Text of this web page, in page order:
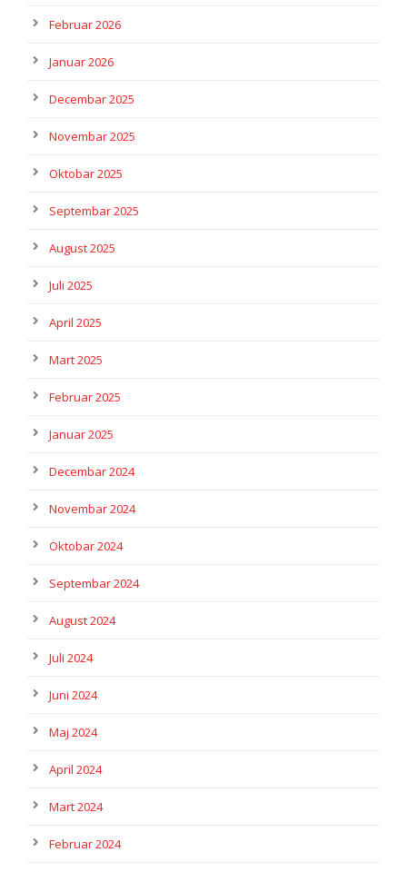
Februar 2026
Januar 2026
Decembar 2025
Novembar 2025
Oktobar 2025
Septembar 2025
August 2025
Juli 2025
April 2025
Mart 2025
Februar 2025
Januar 2025
Decembar 2024
Novembar 2024
Oktobar 2024
Septembar 2024
August 2024
Juli 2024
Juni 2024
Maj 2024
April 2024
Mart 2024
Februar 2024